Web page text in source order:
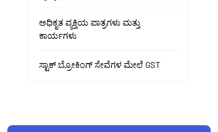
ಅಧಿಕೃತ ವ್ಯಕ್ತಿಯ ಪಾತ್ರಗಳು ಮತ್ತು
ಕಾರ್ಯಗಳು
ಸ್ಟಾಕ್ ಬ್ರೋಕಿಂಗ್ ಸೇವೆಗಳ ಮೇಲೆ GST